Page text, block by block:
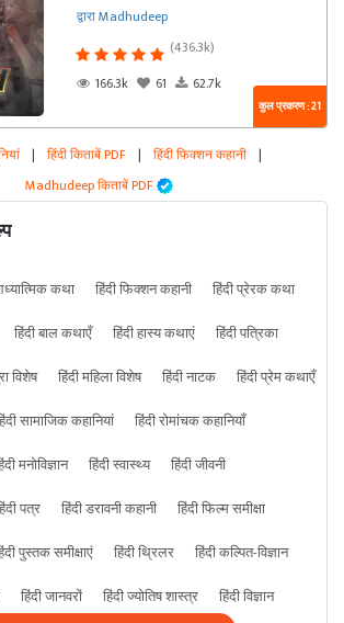
द्वारा Madhudeep
(436.3k)
166.3k
61 62.7k
कुल प्रकरण : 21
| हिंदी किताबें PDF | हिंदी फिक्शन कहानी |
Madhudeep किताबें PDF
कथा हिंदी फिक्शन कहानी
हिंदी प्रेरक कथा
हिंदी बाल कथाएँ हिंदी हास्य कथाएं
हिंदी पत्रिका
विशेष हिंदी महिला विशेष हिंदी नाटक
हिंदी प्रेम कथाएँ
सामाजिक कहानियां
हिंदी रोमांचक कहानियाँ
मनोविज्ञान हिंदी स्वास्थ्य
हिंदी जीवनी
पत्र हिंदी डरावनी कहानी
हिंदी फिल्म समीक्षा
पुस्तक समीक्षाएं हिंदी थ्रिलर
हिंदी कल्पित-विज्ञान
हिंदी जानवरों हिंदी ज्योतिष शास्त्र हिंदी विज्ञान